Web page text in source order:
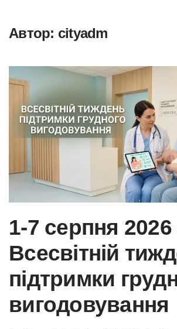
Skip to main content
Автор: cityadm
1-7 серпня 2026
Всесвітній
підтримки
вигодовування